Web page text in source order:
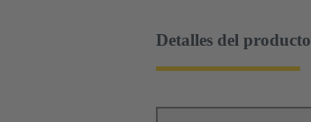
Detalles del producto